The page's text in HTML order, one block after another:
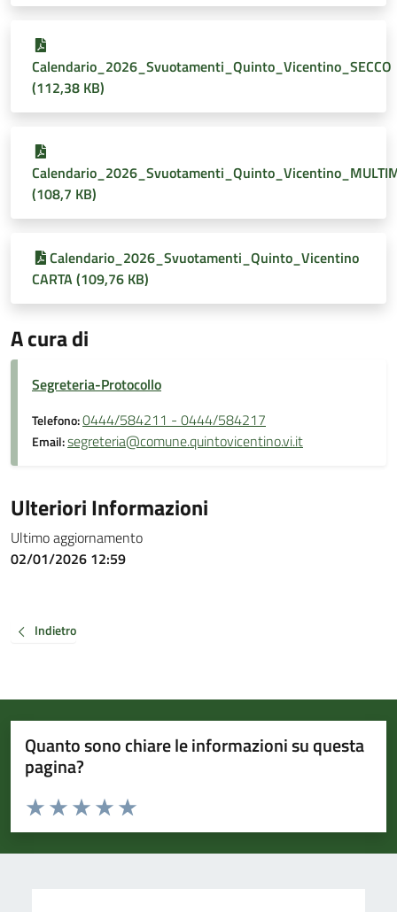
Calendario_2026_Svuotamenti_Quinto_Vicentino_SECCO
(112,38 KB)
(108,7 KB)
Calendario_2026_Svuotamenti_Quinto_Vicentino
CARTA (109,76 KB)
A cura di
Segreteria-Protocollo
Telefono:0444/584211 - 0444/584217
Email:segreteria@comune.quintovicentino.vi.it
Ulteriori Informazioni
Ultimo aggiornamento
02/01/2026 12:59
Indietro
Quanto sono chiare le informazioni su questa
pagina?
Valuta da 1 a 5 stelle la pagina
Valuta 5 stelle su 5
Valuta 4 stelle su 5
Valuta 3 stelle su 5
Valuta 2 stelle su 5
Valuta 1 stelle su 5